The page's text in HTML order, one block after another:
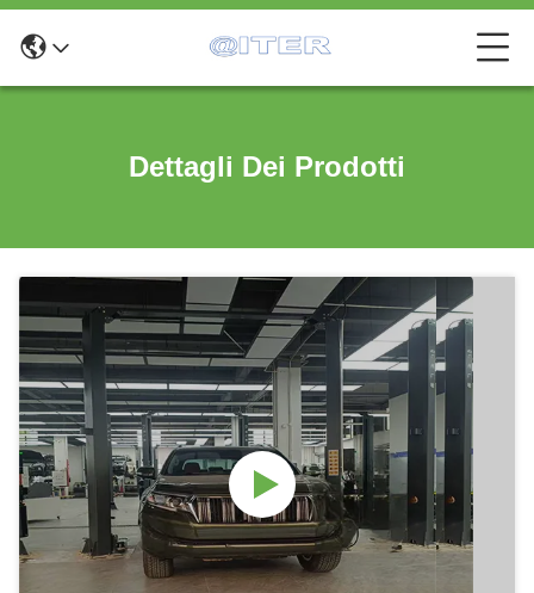
Dettagli Dei Prodotti